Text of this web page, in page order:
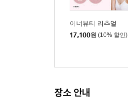
이너뷰티 리추얼
17,100원 (10% 할인)
장소 안내